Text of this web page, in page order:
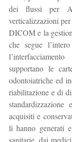
dei flussi per
verticalizzazioni
DICOM e la
che segue
supportano le
odontoiatriche ed
riabilitazione e di
acquisiti e
li hanno generati
sanitarie, dai